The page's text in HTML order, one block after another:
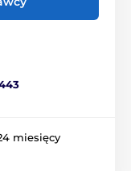
miesięcy